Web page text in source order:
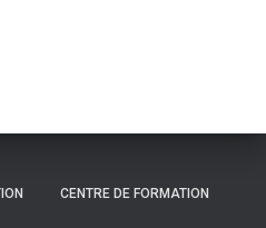
CENTRE DE FORMATION